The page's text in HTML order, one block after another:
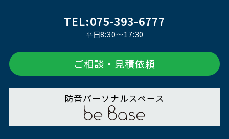
TEL:075-393-6777
平日8:30～17:30
ご相談・見積依頼
防音パーソナルスペース